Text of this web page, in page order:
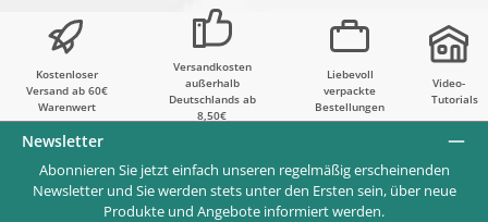
Kostenloser
Versand ab 60€
Warenwert
Versandkosten
außerhalb
Deutschlands ab
8,50€
Liebevoll
verpackte
Bestellungen
Video-
Tutorials
Newsletter
Abonnieren Sie jetzt einfach unseren regelmäßig erscheinenden
Newsletter und Sie werden stets unter den Ersten sein, über neue
Produkte und Angebote informiert werden.